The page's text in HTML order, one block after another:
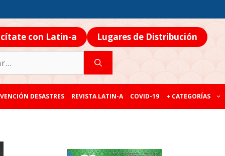
con Latin-a Lugares de Distribución
DESASTRES REVISTA LATIN-A COVID-19 + CATEGORÍAS